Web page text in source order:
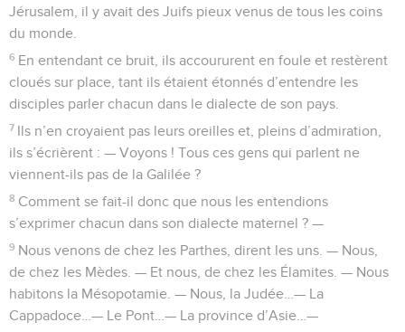
Jérusalem, il y avait des Juifs pieux venus de tous les coins
du monde.
6 En entendant ce bruit, ils accoururent en foule et restèrent
cloués sur place, tant ils étaient étonnés d’entendre les
disciples parler chacun dans le dialecte de son pays.
7 Ils n’en croyaient pas leurs oreilles et, pleins d’admiration,
ils s’écrièrent : — Voyons ! Tous ces gens qui parlent ne
viennent-ils pas de la Galilée ?
8 Comment se fait-il donc que nous les entendions
s’exprimer chacun dans son dialecte maternel ? —
9 Nous venons de chez les Parthes, dirent les uns. — Nous,
de chez les Mèdes. — Et nous, de chez les Élamites. — Nous
habitons la Mésopotamie. — Nous, la Judée…— La
Cappadoce…— Le Pont…— La province d’Asie…—